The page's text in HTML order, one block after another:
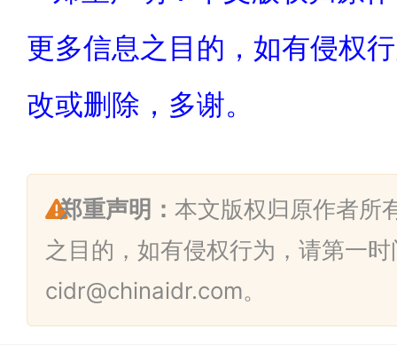
更多信息之目的，如有侵权
改或删除，多谢。
郑重声明： 本文版权归原作者所
之目的，如有侵权行为，请第一
cidr@chinaidr.com。